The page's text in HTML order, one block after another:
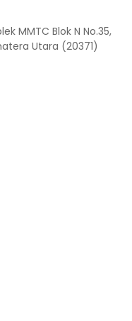
MMTC Blok N No.35,
Utara (20371)